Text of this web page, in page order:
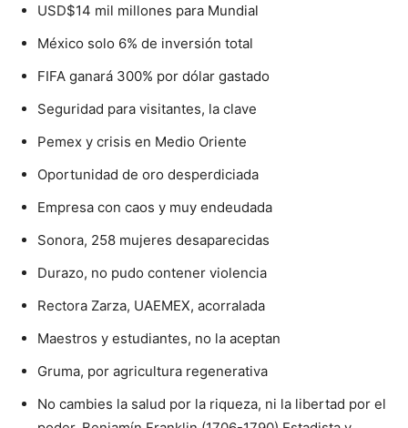
USD$14 mil millones para Mundial
México solo 6% de inversión total
FIFA ganará 300% por dólar gastado
Seguridad para visitantes, la clave
Pemex y crisis en Medio Oriente
Oportunidad de oro desperdiciada
Empresa con caos y muy endeudada
Sonora, 258 mujeres desaparecidas
Durazo, no pudo contener violencia
Rectora Zarza, UAEMEX, acorralada
Maestros y estudiantes, no la aceptan
Gruma, por agricultura regenerativa
No cambies la salud por la riqueza, ni la libertad por el